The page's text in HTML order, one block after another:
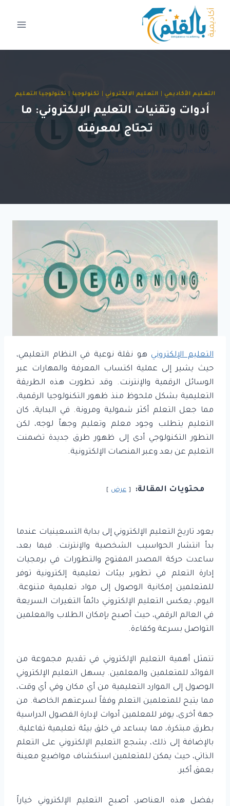
التجاوز
المحتوى
التعليم الأكاديمي التعليم الالكتروني تكنولوجيا تكنولوجيا التعليم
أدوات وتقنيات التعليم الإلكتروني: ما
تحتاج لمعرفته
التعليم الإلكتروني هو نقلة نوعية في النظام التعليمي،
حيث يشير إلى عملية اكتساب المعرفة والمهارات عبر
الوسائل الرقمية والإنترنت. وقد تطورت هذه الطريقة
التعليمية بشكل ملحوظ منذ ظهور التكنولوجيا الرقمية،
مما جعل التعلم أكثر شمولية ومرونة. في البداية، كان
التعليم يتطلب وجود معلم وتعليم وجهاً لوجه، لكن
التطور التكنولوجي أدى إلى ظهور طرق جديدة تضمنت
التعليم عن بعد وعبر المنصات الإلكترونية.
محتويات المقالة: عرض
يعود تاريخ التعليم الإلكتروني إلى بداية التسعينيات عندما
بدأ انتشار الحواسيب الشخصية والإنترنت. فيما بعد،
ساعدت حركة المصدر المفتوح والتطورات في برمجيات
إدارة التعلم في تطوير بيئات تعليمية إلكترونية توفر
للمتعلمين إمكانية الوصول إلى مواد تعليمية متنوعة.
اليوم، يعكس التعليم الإلكتروني دائماً التغيرات السريعة
في العالم الرقمي، حيث أصبح بإمكان الطلاب والمعلمين
التواصل بسرعة وكفاءة.
تتمثل أهمية التعليم الإلكتروني في تقديم مجموعة من
الفوائد للمتعلمين والمعلمين. يسهل التعليم الإلكتروني
الوصول إلى الموارد التعليمية من أي مكان وفي أي وقت،
مما يتيح للمتعلمين التعلم وفقاً لسرعتهم الخاصة. من
جهة أخرى، يوفر للمعلمين أدوات لإدارة الفصول الدراسية
بطرق مبتكرة، مما يساعد في خلق بيئة تعليمية تفاعلية.
بالإضافة إلى ذلك، يشجع التعليم الإلكتروني على التعلم
الذاتي، حيث يمكن للمتعلمين استكشاف مواضيع معينة
بعمق أكبر.
بفضل هذه العناصر، أصبح التعليم الإلكتروني خياراً